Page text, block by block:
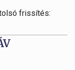
frissítés: